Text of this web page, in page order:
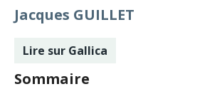
Jacques GUILLET
Lire sur Gallica
Sommaire